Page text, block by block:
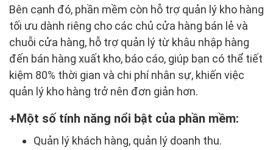
Bên cạnh đó, phần mềm còn hỗ trợ quản lý kho hàng
tối ưu dành riêng cho các chủ cửa hàng bán lẻ và
chuỗi cửa hàng, hỗ trợ quản lý từ khâu nhập hàng
đến bán hàng xuất kho, báo cáo, giúp bạn có thể tiết
kiệm 80% thời gian và chi phí nhân sự, khiến việc
quản lý kho hàng trở nên đơn giản hơn.
Một số tính năng nổi bật của phần mềm:
Quản lý khách hàng, quản lý doanh thu.